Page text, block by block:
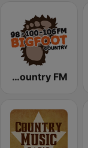
WRBG Bigfoot Country FM